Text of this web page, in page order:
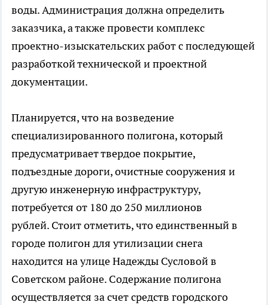
воды. Администрация должна определить
заказчика, а также провести комплекс
проектно-изыскательских работ с последующей
разработкой технической и проектной
документации.
Планируется, что на возведение
специализированного полигона, который
предусматривает твердое покрытие,
подъездные дороги, очистные сооружения и
другую инженерную инфраструктуру,
потребуется от 180 до 250 миллионов
рублей. Стоит отметить, что единственный в
городе полигон для утилизации снега
находится на улице Надежды Сусловой в
Советском районе. Содержание полигона
осуществляется за счет средств городского